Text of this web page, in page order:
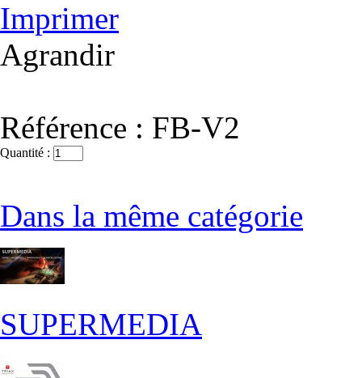
Imprimer
Agrandir
Référence : FB-V2
Quantité :
Dans la même catégorie
SUPERMEDIA